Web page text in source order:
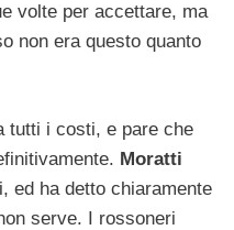
volte per accettare, ma
non era questo quanto
tutti i costi, e pare che
Moratti
ed ha detto chiaramente
serve. I rossoneri